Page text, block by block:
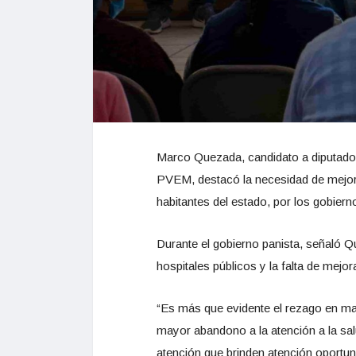
Marco Quezada, candidato a
PVEM, destacó la necesidad de
habitantes del estado, por los
Durante el gobierno panista, señaló
hospitales públicos y la falta de
“Es más que evidente el rezago en
mayor abandono a la atención a la
atención que brinden atención